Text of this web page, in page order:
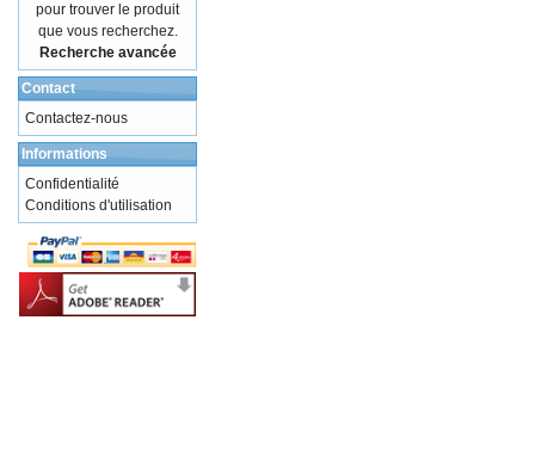
pour trouver le produit
que vous recherchez.
Recherche avancée
Contact
Contactez-nous
Informations
Confidentialité
Conditions d'utilisation